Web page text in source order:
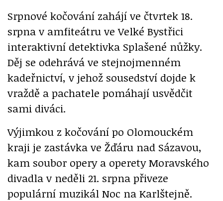
Srpnové kočování zahájí ve čtvrtek 18.
srpna v amfiteátru ve Velké Bystřici
interaktivní detektivka Splašené nůžky.
Děj se odehrává ve stejnojmenném
kadeřnictví, v jehož sousedství dojde k
vraždě a pachatele pomáhají usvědčit
sami diváci.
Výjimkou z kočování po Olomouckém
kraji je zastávka ve Žďáru nad Sázavou,
kam soubor opery a operety Moravského
divadla v neděli 21. srpna přiveze
populární muzikál Noc na Karlštejně.